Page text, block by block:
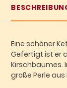
Eine schöner
Gefertigt ist er
Kirschbaumes.
große Perle